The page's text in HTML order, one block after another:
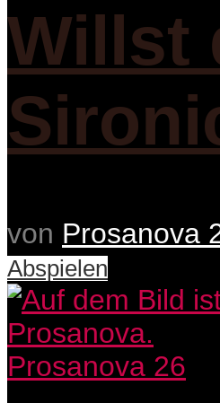
Willst
von Prosanova
Abspielen
Prosanova 26